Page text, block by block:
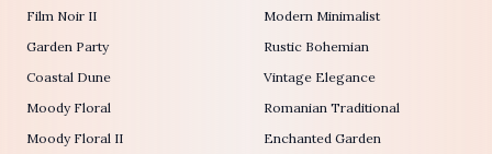
Film Noir II
Garden Party
Coastal Dune
Moody Floral
Moody Floral II
Modern Minimalist
Rustic Bohemian
Vintage Elegance
Romanian Traditional
Enchanted Garden